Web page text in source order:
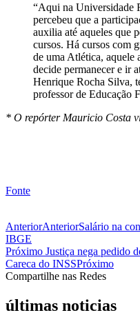
“Aqui na Universidade
percebeu que a
auxilia até aqueles que
cursos. Há cursos com
de uma Atlética, aquele
decide permanecer e ir
Henrique Rocha Silva,
professor de Educação
* O repórter Mauricio Costa
Fonte
AnteriorAnteriorSalário na
IBGE
Próximo Justiça nega pedido
Careca do INSSPróximo
Compartilhe nas Redes
últimas noticias